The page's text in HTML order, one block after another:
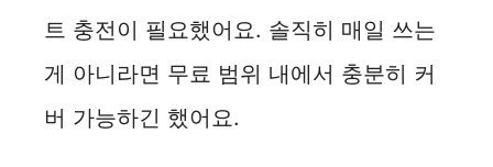
트 충전이 필요했어요. 솔직히 매일 쓰는
게 아니라면 무료 범위 내에서 충분히 커
버 가능하긴 했어요.